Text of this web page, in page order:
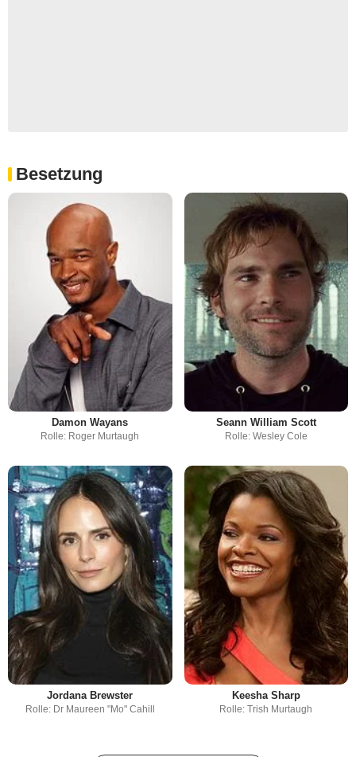
Besetzung
Damon Wayans
Rolle: Roger Murtaugh
Seann William Scott
Rolle: Wesley Cole
Jordana Brewster
Rolle: Dr Maureen "Mo" Cahill
Keesha Sharp
Rolle: Trish Murtaugh